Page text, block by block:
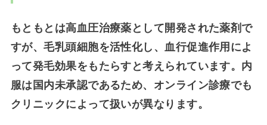
もともとは高血圧治療薬として開発された薬剤で
すが、毛乳頭細胞を活性化し、血行促進作用によ
って発毛効果をもたらすと考えられています。内
服は国内未承認であるため、オンライン診療でも
クリニックによって扱いが異なります。